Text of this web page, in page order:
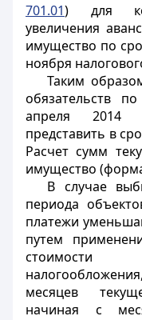
701.01) для
увеличения
имущество по
ноября
Таким
обязательств
апреля 2014
представить в
Расчет сумм
имущество
В случае
периода
платежи
путем
стоимости
месяцев
начиная с